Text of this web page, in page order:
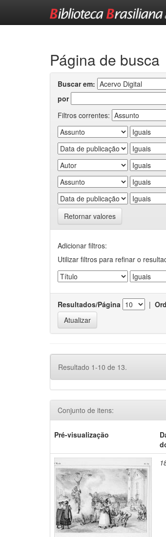
Página de busca
Buscar em:
por
Filtros correntes:
Retornar valores
Adicionar filtros:
Utilizar filtros para refinar o
Resultados/Página |
Resultado 1-10 de 13.
Conjunto de itens:
Pré-visualização